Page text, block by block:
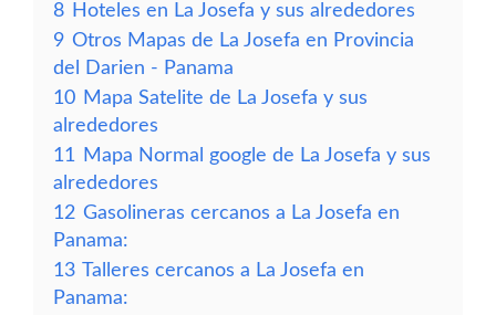
8 Hoteles en La Josefa y sus alrededores
9 Otros Mapas de La Josefa en Provincia
del Darien - Panama
10 Mapa Satelite de La Josefa y sus
alrededores
11
Mapa Normal google de La Josefa y sus
alrededores
12 Gasolineras cercanos a La Josefa en
Panama:
13 Talleres cercanos a La Josefa en
Panama: